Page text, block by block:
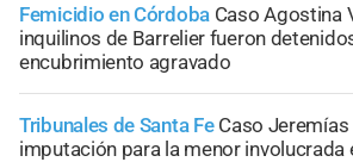
Femicidio en Córdoba Caso Agostina
inquilinos de Barrelier fueron
encubrimiento agravado
Tribunales de Santa Fe Caso
imputación para la menor involucrada